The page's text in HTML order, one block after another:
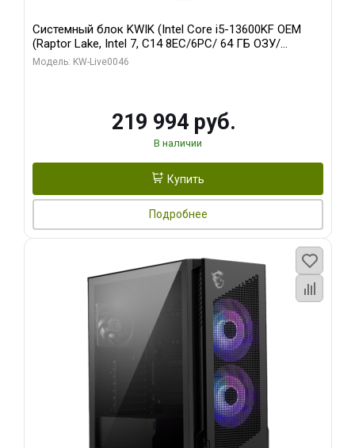
Системный блок KWIK (Intel Core i5-13600KF OEM
(Raptor Lake, Intel 7, C14 8EC/6PC/ 64 ГБ ОЗУ/
Gigabyte RTX5060Ti GAMING OC 8GB GDDR7 128bit
Модель: KW-Live0046
219 994 руб.
В наличии
Купить
Подробнее